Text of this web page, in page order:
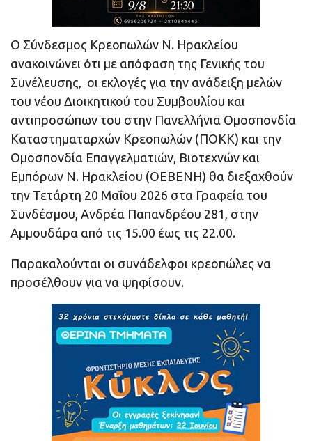
Ο Σύνδεσμος Κρεοπωλών Ν. Ηρακλείου
ανακοινώνει ότι με απόφαση της Γενικής του
Συνέλευσης, οι εκλογές για την ανάδειξη μελών
του νέου Διοικητικού του Συμβουλίου και
αντιπροσώπων του στην Πανελλήνια Ομοσπονδία
Καταστηματαρχών Κρεοπωλών (ΠΟΚΚ) και την
Ομοσπονδία Επαγγελματιών, Βιοτεχνών και
Εμπόρων Ν. Ηρακλείου (ΟΕΒΕΝΗ) θα διεξαχθούν
την Τετάρτη 20 Μαΐου 2026 στα Γραφεία του
Συνδέσμου, Ανδρέα Παπανδρέου 281, στην
Αμμουδάρα από τις 15.00 έως τις 22.00.
Παρακαλούνται οι συνάδελφοι κρεοπώλες να
προσέλθουν για να ψηφίσουν.